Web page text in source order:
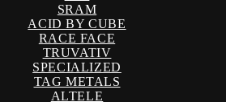
SRAM
ACID BY CUBE
RACE FACE
TRUVATIV
SPECIALIZED
TAG METALS
ALTELE